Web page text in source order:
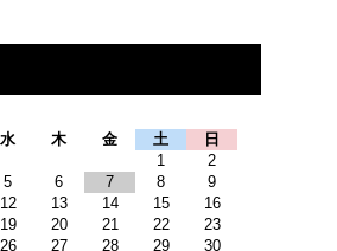
水 木 金 土
日
1
2
5 6 7 8
9
12 13 14 15
16
19 20 21 22
23
26 27 28 29
30